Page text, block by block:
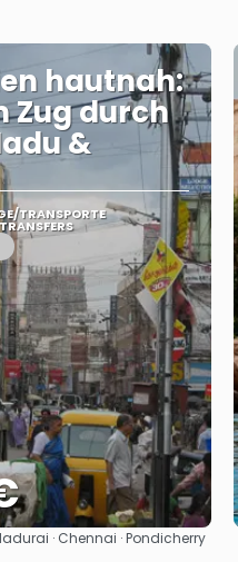
hautnah:
Zug durch
&
TRANSPORTE
Sehen
· Chennai · Pondicherry